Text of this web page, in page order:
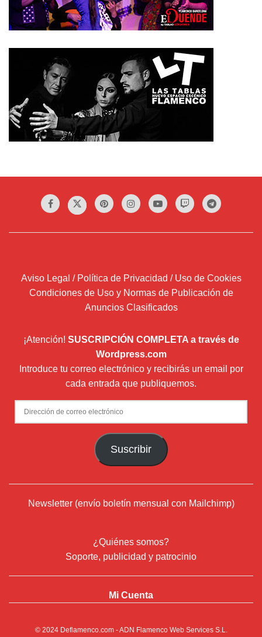
Aviso Legal / Política de Privacidad / Uso de Cookies
Condiciones de Uso y Normas de Publicación de
Anuncios Clasificados
¡Atención! SUSCRIPCIÓN COMPLETA a través de
Wordpress.com
Introduce tu correo electrónico y recibirás un email por
cada entrada que publiquemos.
Dirección
de
Suscribir
Newsletter (envío boletín mensual con Mailchimp)
¿Quiénes somos?
Soporte, publicidad y patrocinio
Mi Cuenta
© 2024 Deflamenco.com- ADN Flamenco Web Services S.L.